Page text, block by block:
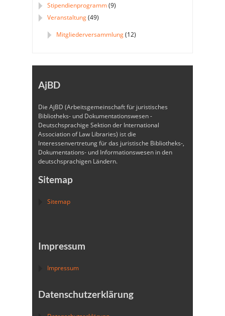
Stipendienprogramm(9)
Veranstaltung(49)
Mitgliederversammlung(12)
AjBD
Die AjBD (Arbeitsgemeinschaft für juristisches
Bibliotheks- und Dokumentationswesen -
Deutschsprachige Sektion der International
Association of Law Libraries) ist die
Interessenvertretung für das juristische Bibliotheks-,
Dokumentations- und Informationswesen in den
deutschsprachigen Ländern.
Sitemap
Sitemap
Impressum
Impressum
Datenschutzerklärung